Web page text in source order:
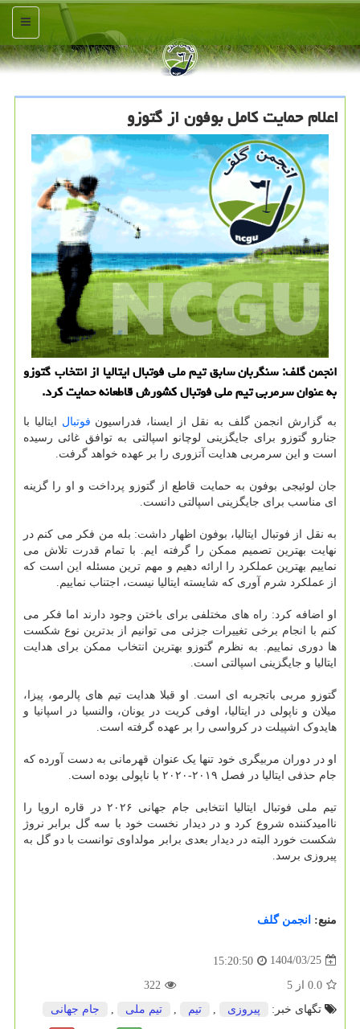
منو
اعلام حمایت کامل بوفون از گتوزو
انجمن گلف: سنگربان سابق تیم ملی فوتبال ایتالیا از انتخاب گتوزو
به عنوان سرمربی تیم ملی فوتبال کشورش قاطعانه حمایت کرد.
به گزارش انجمن گلف به نقل از ایسنا، فدراسیون فوتبال ایتالیا با
جنارو گتوزو برای جایگزینی لوچانو اسپالتی به توافق غائی رسیده
است و این سرمربی هدایت آتزوری را بر عهده خواهد گرفت.
جان لوئیجی بوفون به حمایت قاطع از گتوزو پرداخت و او را گزینه
ای مناسب برای جایگزینی اسپالتی دانست.
به نقل از فوتبال ایتالیا، بوفون اظهار داشت: بله من فکر می کنم در
نهایت بهترین تصمیم ممکن را گرفته ایم. با تمام قدرت تلاش می
نماییم بهترین عملکرد را ارائه دهیم و مهم ترین مسئله این است که
از عملکرد شرم آوری که شایسته ایتالیا نیست، اجتناب نماییم.
او اضافه کرد: راه های مختلفی برای باختن وجود دارند اما فکر می
کنم با انجام برخی تغییرات جزئی می توانیم از بدترین نوع شکست
ها دوری نماییم. به نظرم گتوزو بهترین انتخاب ممکن برای هدایت
ایتالیا و جایگزینی اسپالتی است.
گتوزو مربی باتجربه ای است. او قبلا هدایت تیم های پالرمو، پیزا،
میلان و ناپولی در ایتالیا، اوفی کریت در یونان، والنسیا در اسپانیا و
هایدوک اشپیلت در کرواسی را بر عهده گرفته است.
او در دوران مربیگری خود تنها یک عنوان قهرمانی به دست آورده که
جام حذفی ایتالیا در فصل ۲۰۱۹-۲۰۲۰ با ناپولی بوده است.
تیم ملی فوتبال ایتالیا انتخابی جام جهانی ۲۰۲۶ در قاره اروپا را
ناامیدکننده شروع کرد و در دیدار نخست خود با سه گل برابر نروژ
شکست خورد البته در دیدار بعدی برابر مولداوی توانست با دو گل به
پیروزی برسد.
منبع: انجمن گلف
1404/03/25
15:20:50
0.0 از 5
322
تگهای خبر:
پیروزی تیم تیم ملی جام جهانی